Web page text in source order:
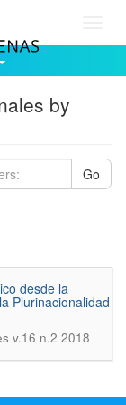
by
Go
desde la
Plurinacionalidad
v.16 n.2 2018